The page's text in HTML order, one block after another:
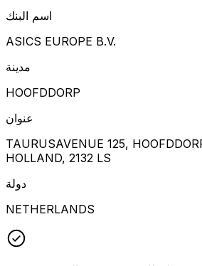
اسم البنك
ASICS EUROPE B.V.
مدينة
HOOFDDORP
عنوان
TAURUSAVENUE 125,
HOLLAND, 2132 LS
دولة
NETHERLANDS